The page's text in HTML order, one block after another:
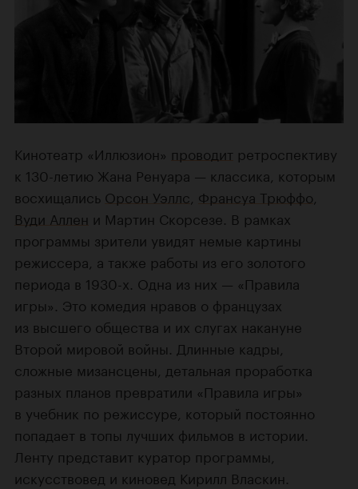
Кинотеатр «Иллюзион» проводит ретроспективу
к 130-летию Жана Ренуара — классика, которым
восхищались Орсон Уэллс Франсуа Трюффо
Вуди Аллен и Мартин Скорсезе. В рамках
программы зрители увидят немые картины
режиссера, а также работы из его золотого
периода в 1930-х. Одна из них — «Правила
игры». Это комедия нравов о французах
из высшего общества и их слугах накануне
Второй мировой войны. Длинные кадры,
сложные мизансцены, детальная проработка
разных планов превратили «Правила игры»
в учебник по режиссуре, который постоянно
попадает в топы лучших фильмов в истории.
Ленту представит куратор программы,
искусствовед и киновед Кирилл Власкин.